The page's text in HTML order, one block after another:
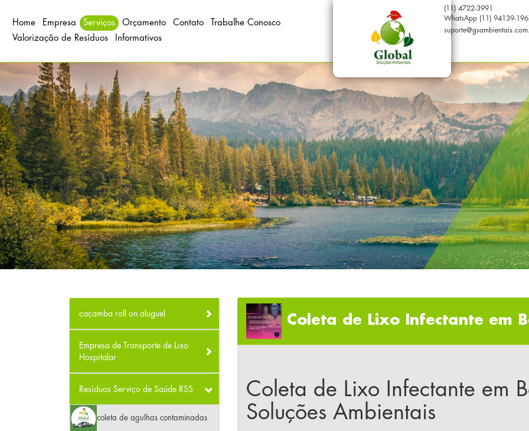
Home Empresa Serviços Orçamento Contato
Trabalhe Conosco
Valorização de Resíduos
Informativos
(11) 4722-3991
WhatsApp (11) 94139-
caçamba roll on aluguel
Empresa de Transporte de Lixo
Hospitalar
Resíduos Serviço de Saúde RSS
coleta de agulhas contaminadas
Coleta de Lixo Infectante em
Coleta de Lixo Infectante em
Soluções Ambientais